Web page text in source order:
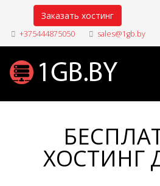
Заказать хостинг
+375444875050 sales@1gb.by
ХОСТИНГ